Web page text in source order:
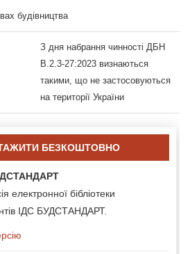
будівництва
З дня набрання чинності ДБН
В.2.3-27:2023 визнаються
такими, що не застосовуються
на території України
БЕЗКОШТОВНО
електронної бібліотеки
ІДС БУДСТАНДАРТ.